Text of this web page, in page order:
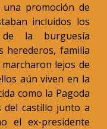
promoción de
incluidos los
de la burguesía
herederos, familia
lejos de
aún viven en la
como la Pagoda
del castillo junto a
el ex-presidente